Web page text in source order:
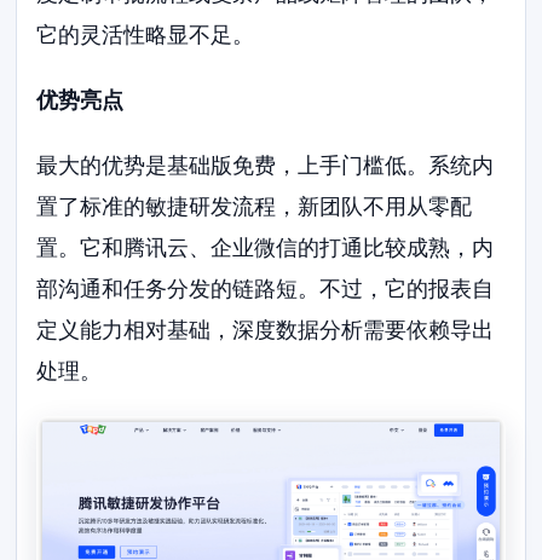
它的灵活性略显不足。
优势亮点
最大的优势是基础版免费，上手门槛低。系统内
置了标准的敏捷研发流程，新团队不用从零配
置。它和腾讯云、企业微信的打通比较成熟，内
部沟通和任务分发的链路短。不过，它的报表自
定义能力相对基础，深度数据分析需要依赖导出
处理。